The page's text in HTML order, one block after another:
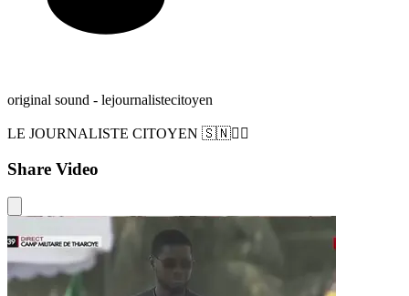
original sound - lejournalistecitoyen
LE JOURNALISTE CITOYEN 🇸🇳✊🏿
Share Video